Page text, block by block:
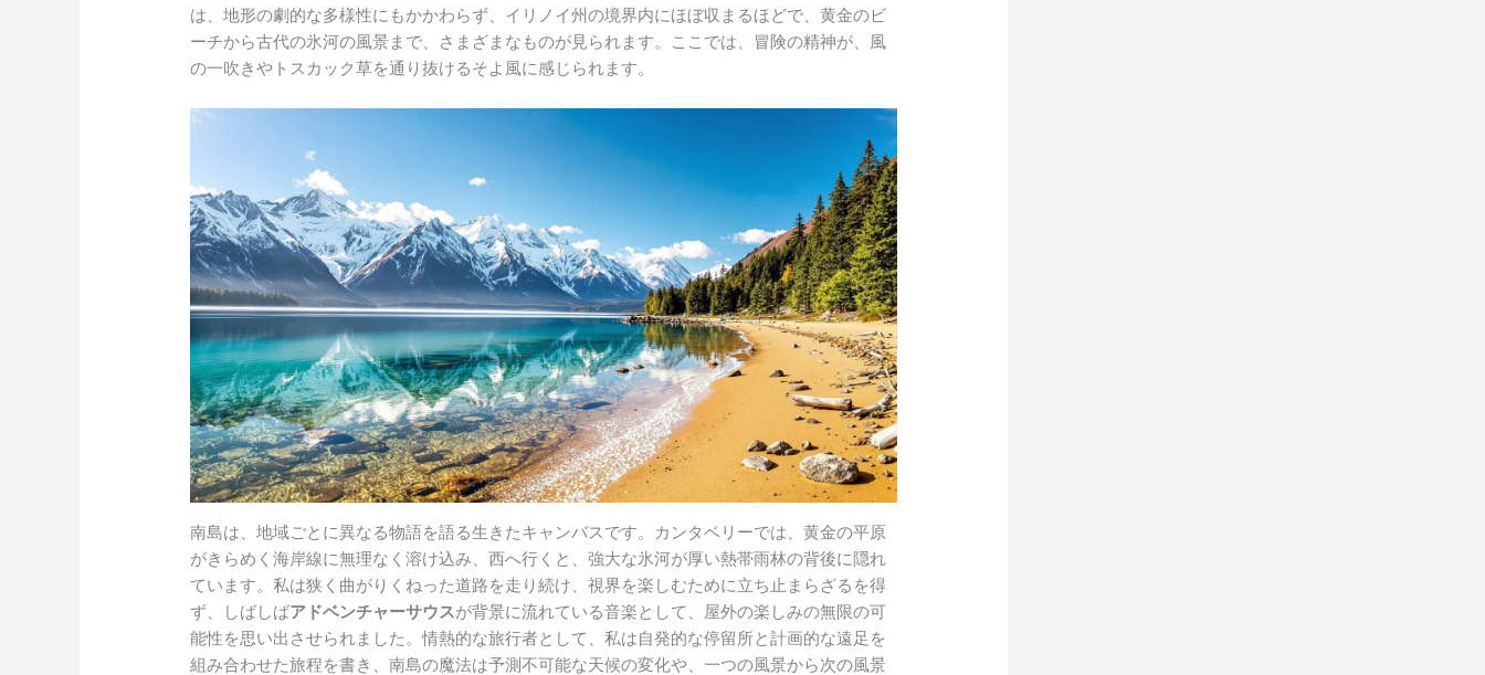
は、地形の劇的な多様性にもかかわらず、イリノイ州の境界内にほぼ収まるほどで、黄金のビ
ーチから古代の氷河の風景まで、さまざまなものが見られます。ここでは、冒険の精神が、風
の一吹きやトスカック草を通り抜けるそよ風に感じられます。
南島は、地域ごとに異なる物語を語る生きたキャンバスです。カンタベリーでは、黄金の平原
がきらめく海岸線に無理なく溶け込み、西へ行くと、強大な氷河が厚い熱帯雨林の背後に隠れ
ています。私は狭く曲がりくねった道路を走り続け、視界を楽しむために立ち止まらざるを得
ず、しばしばアドベンチャーサウスが背景に流れている音楽として、屋外の楽しみの無限の可
能性を思い出させられました。情熱的な旅行者として、私は自発的な停留所と計画的な遠足を
組み合わせた旅程を書き、南島の魔法は予測不可能な天候の変化や、一つの風景から次の風景